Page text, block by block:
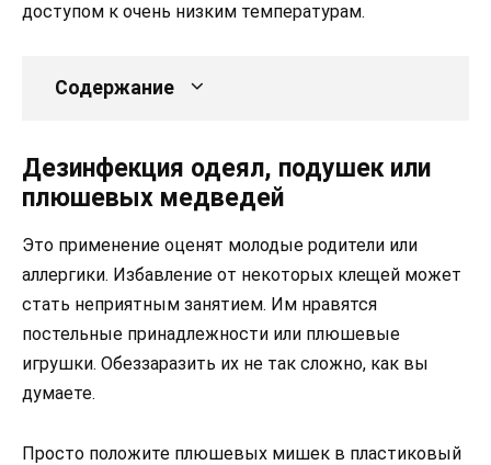
доступом к очень низким температурам.
Содержание
Дезинфекция одеял, подушек или
плюшевых медведей
Это применение оценят молодые родители или
аллергики. Избавление от некоторых клещей может
стать неприятным занятием. Им нравятся
постельные принадлежности или плюшевые
игрушки. Обеззаразить их не так сложно, как вы
думаете.
Просто положите плюшевых мишек в пластиковый